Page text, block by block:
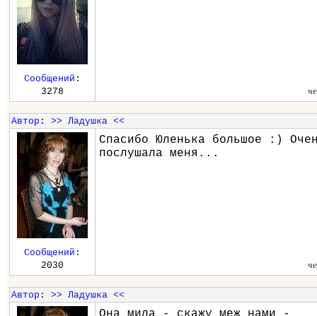
Сообщений :
3278
Автор : >> Ладушка <<
Спасибо Юленька большое :)
послушала меня...
Сообщений :
2030
Автор : >> Ладушка <<